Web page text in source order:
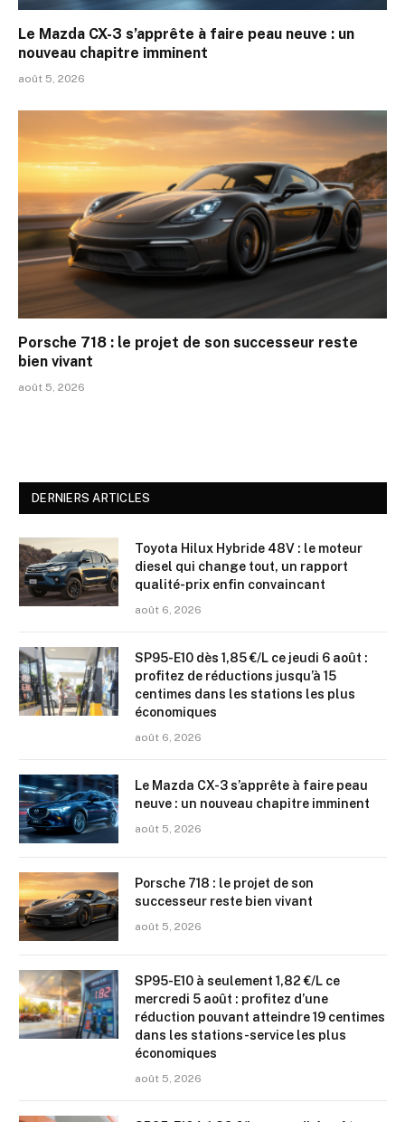
Le Mazda CX-3 s’apprête à faire peau neuve : un
nouveau chapitre imminent
août 5, 2026
Porsche 718 : le projet de son successeur reste
bien vivant
août 5, 2026
DERNIERS ARTICLES
Toyota Hilux Hybride 48V : le moteur
diesel qui change tout, un rapport
qualité-prix enfin convaincant
août 6, 2026
SP95-E10 dès 1,85 €/L ce jeudi 6 août :
profitez de réductions jusqu’à 15
centimes dans les stations les plus
économiques
août 6, 2026
Le Mazda CX-3 s’apprête à faire peau
neuve : un nouveau chapitre imminent
août 5, 2026
Porsche 718 : le projet de son
successeur reste bien vivant
août 5, 2026
SP95-E10 à seulement 1,82 €/L ce
mercredi 5 août : profitez d’une
réduction pouvant atteindre 19 centimes
dans les stations-service les plus
économiques
août 5, 2026